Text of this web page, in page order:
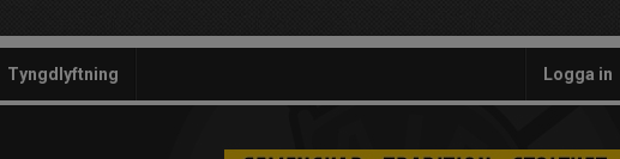
Tyngdlyftning Logga in